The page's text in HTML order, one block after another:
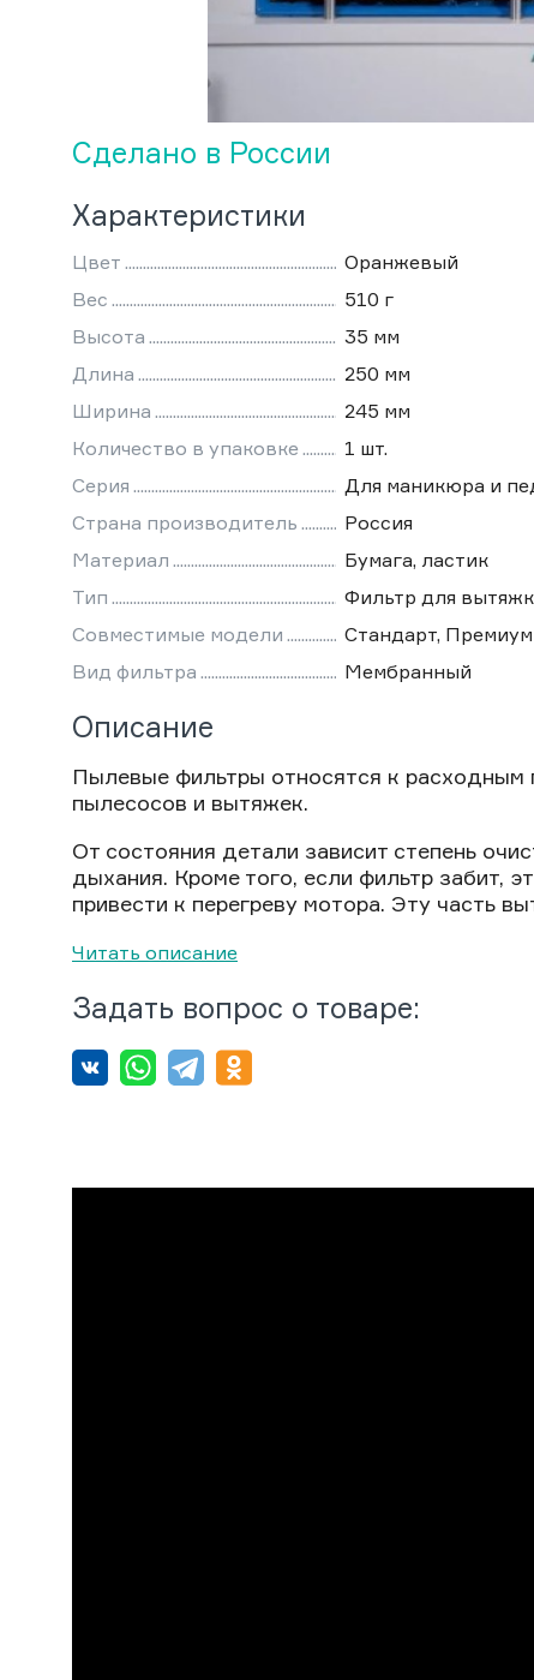
Сделано в России
Характеристики
Цвет
Оранжевый
Вес
510 г
Высота
35 мм
Длина
250 мм
Ширина
245 мм
Количество в упаковке
1 шт.
Серия
Для маникюра и
Страна производитель
Россия
Материал
Бумага, ластик
Тип
Фильтр для
Совместимые модели
Стандарт, Премиум
Вид фильтра
Мембранный
Описание
Пылевые фильтры относятся к
пылесосов и вытяжек.
От состояния детали зависит степень
дыхания. Кроме того, если фильтр забит,
привести к перегреву мотора. Эту часть
Читать описание
Задать вопрос о товаре: